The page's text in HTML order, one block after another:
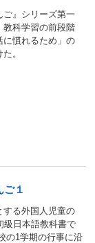
ご』シリーズ第一
教科学習の前段階
に慣れるため」の
。
ご１
する外国人児童の
級日本語教科書で
の1学期の行事に沿